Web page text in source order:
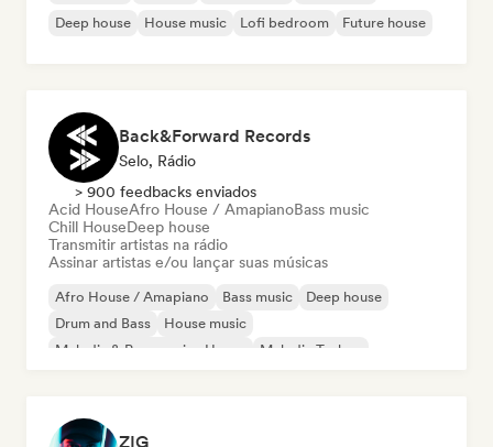
Deep house
House music Lofi bedroom Future house
Back&Forward Records
Selo, Rádio
> 900 feedbacks enviados
Acid HouseAfro House / AmapianoBass music
Chill HouseDeep house
Transmitir artistas na rádio
Assinar artistas e/ou lançar suas músicas
Afro House / Amapiano Bass music
Deep house
Drum and Bass
House music
Melodic & Progressive House
Melodic Techno
ZIG